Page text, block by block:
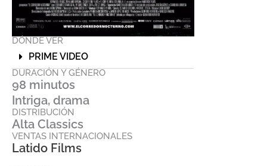
DÓNDE VER
PRIME VIDEO
DURACIÓN Y GÉNERO
98 minutos
Intriga, drama
DISTRIBUCIÓN
Alta Classics
VENTAS INTERNACIONALES
Latido Films